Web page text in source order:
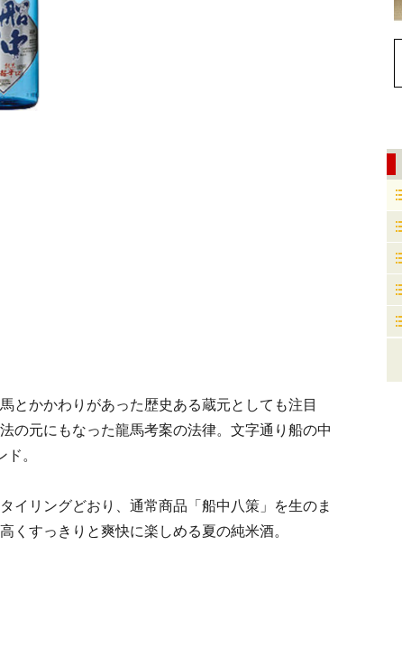
とかかわりがあった歴史ある蔵元としても注目
の元にもなった龍馬考案の法律。文字通り船の中
。
イリングどおり、通常商品「船中八策」を生のま
くすっきりと爽快に楽しめる夏の純米酒。